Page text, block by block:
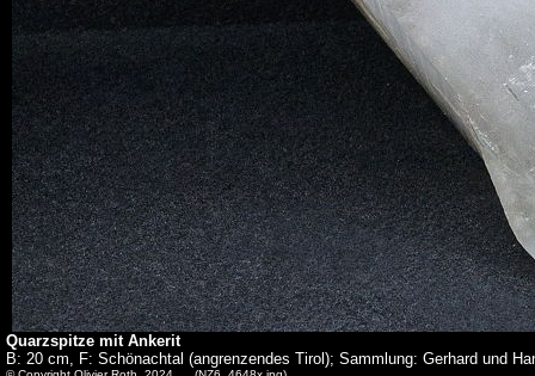
Quarzspitze mit Ankerit
B: 20 cm, F: Schönachtal (angrenzendes Tirol); Sammlung: Gerhard und